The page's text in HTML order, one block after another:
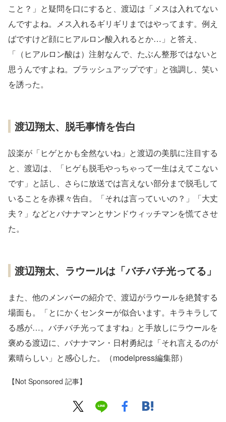
こと？」と疑問を口にすると、渡辺は「メスは入れてない
んですよね。メス入れるギリギリまではやってます。例え
ばですけど顔にヒアルロン酸入れるとか…」と答え、
「（ヒアルロン酸は）注射なんで、たぶん整形ではないと
思うんですよね。ブラッシュアップです」と強調し、笑い
を誘った。
渡辺翔太、脱毛事情を告白
設楽が「ヒゲとかも全然ないね」と渡辺の美肌に注目する
と、渡辺は、「ヒゲも脱毛やっちゃって一生はえてこない
です」と話し、さらに放送では言えない部分まで脱毛して
いることを赤裸々告白。「それは言っていいの？」「大丈
夫？」などとバナナマンとサンドウィッチマンを慌てさせ
た。
渡辺翔太、ラウールは「バチバチ光ってる」
また、他のメンバーの紹介で、渡辺がラウールを絶賛する
場面も。「とにかくセンターが似合います。キラキラして
る感が…。バチバチ光ってますね」と手放しにラウールを
褒める渡辺に、バナナマン・日村勇紀は「それ言えるのが
素晴らしい」と感心した。（modelpress編集部）
【Not Sponsored 記事】